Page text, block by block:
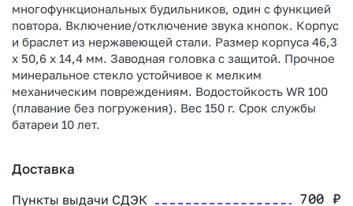
многофункциональных будильников, один с функцией
повтора. Включение/отключение звука кнопок. Корпус
и браслет из нержавеющей стали. Размер корпуса 46,3
x 50,6 x 14,4 мм. Заводная головка с защитой. Прочное
минеральное стекло устойчивое к мелким
механическим повреждениям. Водостойкость WR 100
(плавание без погружения). Вес 150 г. Срок службы
батареи 10 лет.
Доставка
Пункты выдачи СДЭК 700₽